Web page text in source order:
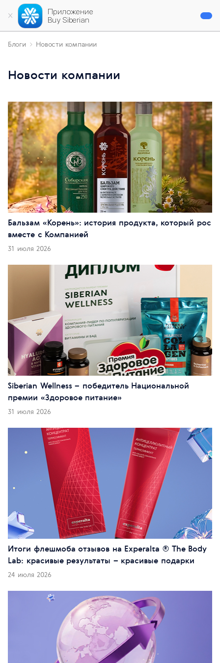
Приложение
Buy Siberian
Блоги Новости компании
Новости компании
Бальзам «Корень»: история продукта, который рос
вместе с Компанией
31 июля 2026
Siberian Wellness – победитель Национальной
премии «Здоровое питание»
31 июля 2026
Итоги флешмоба отзывов на Experalta ® The Body
Lab: красивые результаты – красивые подарки
24 июля 2026